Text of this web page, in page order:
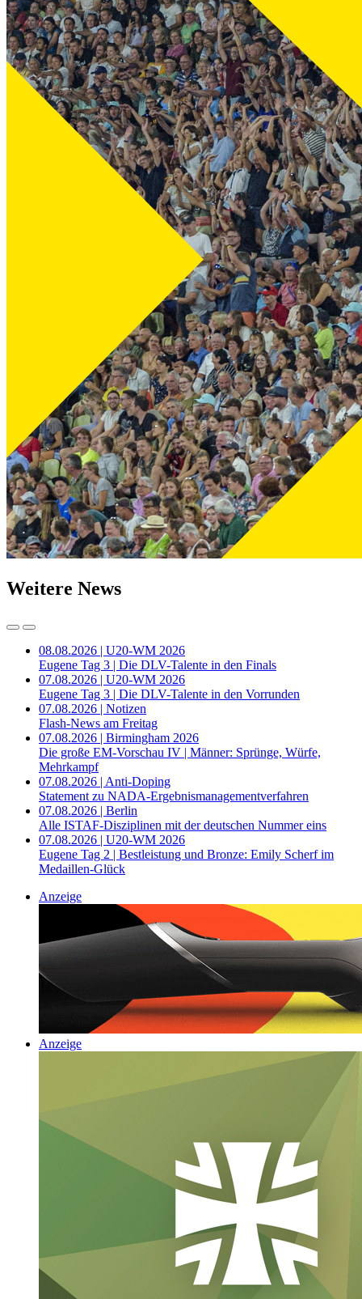
Weitere News
08.08.2026 | U20-WM 2026
Eugene Tag 3 | Die DLV-Talente in den Finals
07.08.2026 | U20-WM 2026
Eugene Tag 3 | Die DLV-Talente in den Vorrunden
07.08.2026 | Notizen
Flash-News am Freitag
07.08.2026 | Birmingham 2026
Die große EM-Vorschau IV | Männer: Sprünge, Würfe,
Mehrkampf
07.08.2026 | Anti-Doping
Statement zu NADA-Ergebnismanagementverfahren
07.08.2026 | Berlin
Alle ISTAF-Disziplinen mit der deutschen Nummer eins
07.08.2026 | U20-WM 2026
Eugene Tag 2 | Bestleistung und Bronze: Emily Scherf im
Medaillen-Glück
Anzeige
Anzeige